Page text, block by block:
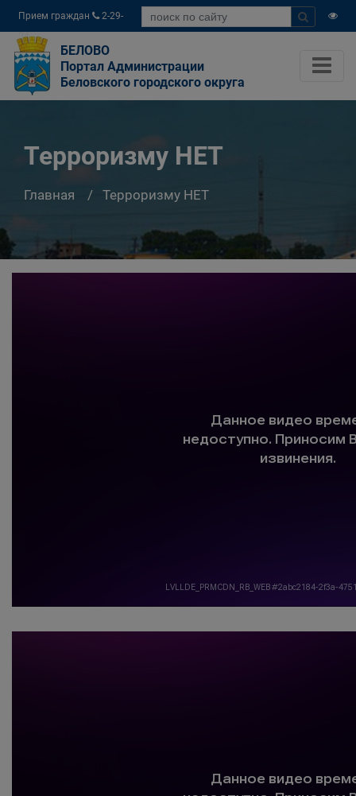
Прием граждан
2-29-
04
БЕЛОВО
Портал Администрации
Беловского городского округа
Терроризму НЕТ
Главная Терроризму НЕТ